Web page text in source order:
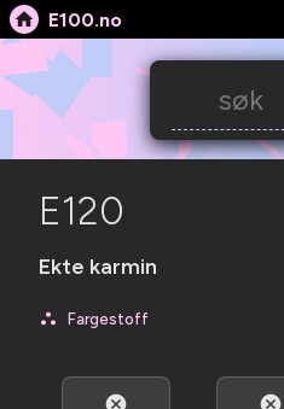
E100.no
E120
Ekte karmin
Fargestoff